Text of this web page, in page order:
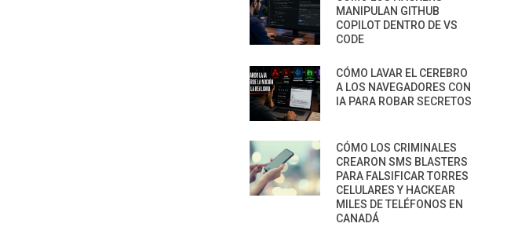
MANIPULAN GITHUB
COPILOT DENTRO DE VS
CODE
CÓMO LAVAR EL CEREBRO
A LOS NAVEGADORES CON
IA PARA ROBAR SECRETOS
CÓMO LOS CRIMINALES
CREARON SMS BLASTERS
PARA FALSIFICAR TORRES
CELULARES Y HACKEAR
MILES DE TELÉFONOS EN
CANADÁ